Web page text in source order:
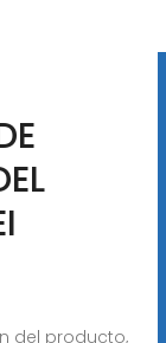
del producto,